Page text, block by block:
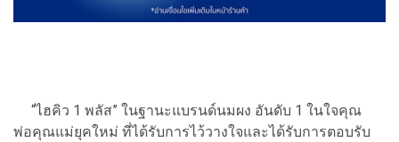
“ไฮคิว 1 พลัส” ในฐานะแบรนด์นมผง อันดับ 1 ในใจคุณ
พ่อคุณแม่ยุคใหม่ ที่ได้รับการไว้วางใจและได้รับการตอบรับ